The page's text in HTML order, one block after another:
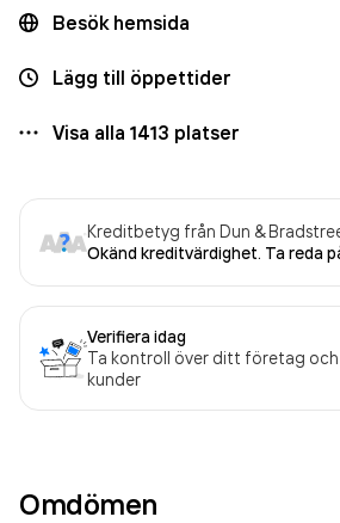
Besök hemsida
Lägg till öppettider
Visa alla 1413 platser
Kreditbetyg från Dun &
Okänd kreditvärdighet. Ta reda
Verifiera idag
Ta kontroll över ditt företag
kunder
Omdömen